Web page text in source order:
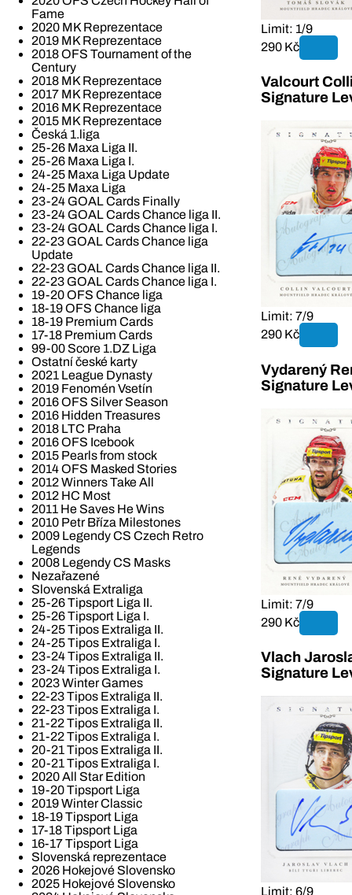
Fame
2020 MK Reprezentace
2019 MK Reprezentace
2018 OFS Tournament of the
Century
2018 MK Reprezentace
2017 MK Reprezentace
2016 MK Reprezentace
2015 MK Reprezentace
Česká 1.liga
25-26 Maxa Liga II.
25-26 Maxa Liga I.
24-25 Maxa Liga Update
24-25 Maxa Liga
23-24 GOAL Cards Finally
23-24 GOAL Cards Chance liga II.
23-24 GOAL Cards Chance liga I.
22-23 GOAL Cards Chance liga
Update
22-23 GOAL Cards Chance liga II.
22-23 GOAL Cards Chance liga I.
19-20 OFS Chance liga
18-19 OFS Chance liga
18-19 Premium Cards
17-18 Premium Cards
99-00 Score 1.DZ Liga
Ostatní české karty
2021 League Dynasty
2019 Fenomén Vsetín
2016 OFS Silver Season
2016 Hidden Treasures
2018 LTC Praha
2016 OFS Icebook
2015 Pearls from stock
2014 OFS Masked Stories
2012 Winners Take All
2012 HC Most
2011 He Saves He Wins
2010 Petr Bříza Milestones
2009 Legendy CS Czech Retro
Legends
2008 Legendy CS Masks
Nezařazené
Slovenská Extraliga
25-26 Tipsport Liga II.
25-26 Tipsport Liga I.
24-25 Tipos Extraliga II.
24-25 Tipos Extraliga I.
23-24 Tipos Extraliga II.
23-24 Tipos Extraliga I.
2023 Winter Games
22-23 Tipos Extraliga II.
22-23 Tipos Extraliga I.
21-22 Tipos Extraliga II.
21-22 Tipos Extraliga I.
20-21 Tipos Extraliga II.
20-21 Tipos Extraliga I.
2020 All Star Edition
19-20 Tipsport Liga
2019 Winter Classic
18-19 Tipsport Liga
17-18 Tipsport Liga
16-17 Tipsport Liga
Slovenská reprezentace
2026 Hokejové Slovensko
2025 Hokejové Slovensko
Limit: 1/9
290 Kč
Valcourt
Signature
Limit: 7/9
290 Kč
Vydarený
Signature
Limit: 7/9
290 Kč
Vlach
Signature
Limit: 6/9